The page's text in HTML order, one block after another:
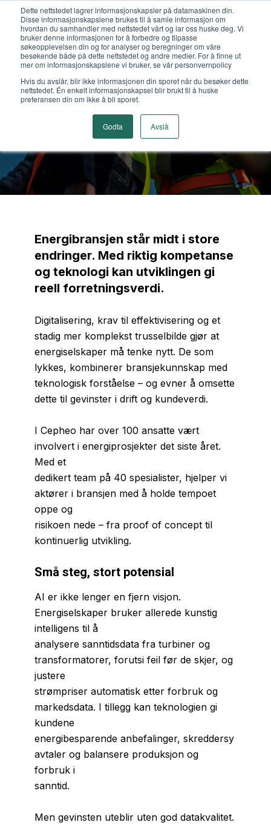
Dette nettstedet lagrer informasjonskapsler på datamaskinen din.
Disse informasjonskapslene brukes til å samle informasjon om
hvordan du samhandler med nettstedet vårt og lar oss huske deg. Vi
bruker denne informasjonen for å forbedre og tilpasse
søkeopplevelsen din og for analyser og beregninger om våre
besøkende både på dette nettstedet og andre medier. For å finne ut
mer om informasjonskapslene vi bruker, se vår personvernpolicy
Hvis du avslår, blir ikke informasjonen din sporet når du besøker dette
nettstedet. Én enkelt informasjonskapsel blir brukt til å huske
preferansen din om ikke å bli sporet.
Godta Avslå
Bransjekunnskap gir
forretningsgevinster
Annonsørinnhold fraCepheo
Energibransjen står midt i store
endringer. Med riktig kompetanse
og teknologi kan utviklingen gi
reell forretningsverdi.
Digitalisering, krav til effektivisering og et
stadig mer komplekst trusselbilde gjør at
energiselskaper må tenke nytt. De som
lykkes, kombinerer bransjekunnskap med
teknologisk forståelse – og evner å omsette
dette til gevinster i drift og kundeverdi.
I Cepheo har over 100 ansatte vært
involvert i energiprosjekter det siste året.
Med et
dedikert team på 40 spesialister, hjelper vi
aktører i bransjen med å holde tempoet
oppe og
risikoen nede – fra proof of concept til
kontinuerlig utvikling.
Små steg, stort potensial
AI er ikke lenger en fjern visjon.
Energiselskaper bruker allerede kunstig
intelligens til å
analysere sanntidsdata fra turbiner og
transformatorer, forutsi feil før de skjer, og
justere
strømpriser automatisk etter forbruk og
markedsdata. I tillegg kan teknologien gi
kundene
energibesparende anbefalinger, skreddersy
avtaler og balansere produksjon og
forbruk i
sanntid.
Men gevinsten uteblir uten god datakvalitet.